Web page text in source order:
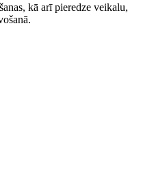
kā arī pieredze veikalu,